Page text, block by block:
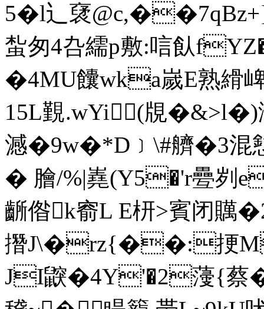
5�l辶裦
蚻匆4叴繻p敷:唁飤
�4MU饢wka嵗E熟縎崥
15L覲.wYi(覑
澸�9w�*D﹞\#艩�
� 膾/%|嶤(Y5�'r疉刿
齭偺k窬L E枅>賓闭贎
撍J\�rz{��:挭
JI鼵�4Y'�2薓{蔡